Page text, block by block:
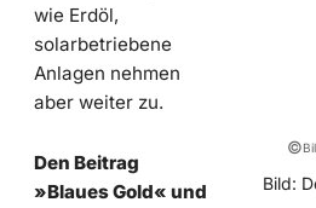
wie Erdöl,
solarbetriebene
Anlagen nehmen
aber weiter zu.
Den Beitrag
»Blaues Gold« und
©
Bild: